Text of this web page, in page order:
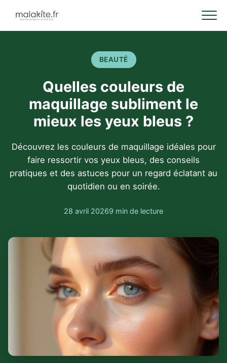
BEAUTÉ
Quelles couleurs de
maquillage subliment le
mieux les yeux bleus ?
Découvrez les couleurs de maquillage idéales pour
faire ressortir vos yeux bleus, des conseils
pratiques et des astuces pour un regard éclatant au
quotidien ou en soirée.
28 avril 20269 min de lecture